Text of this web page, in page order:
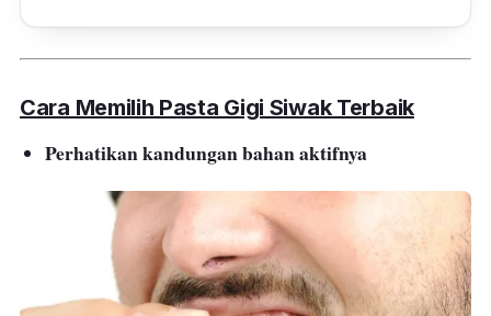
Cara Memilih Pasta Gigi Siwak Terbaik
Perhatikan kandungan bahan aktifnya